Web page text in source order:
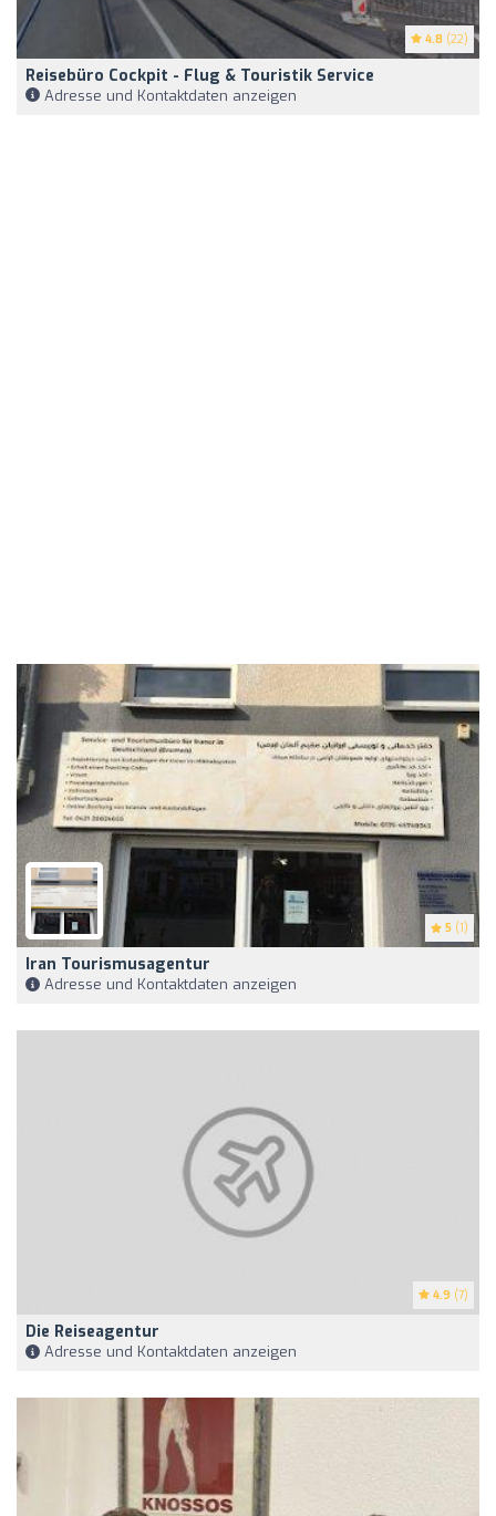
4.8 (22)
Reisebüro Cockpit - Flug & Touristik Service
Adresse und Kontaktdaten anzeigen
5 (1)
Iran Tourismusagentur
Adresse und Kontaktdaten anzeigen
4.9 (7)
Die Reiseagentur
Adresse und Kontaktdaten anzeigen